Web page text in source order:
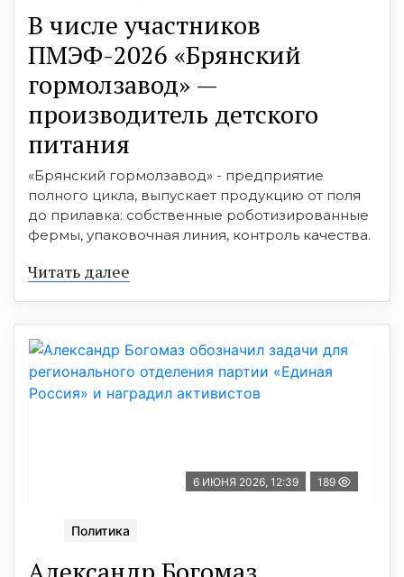
В числе участников
ПМЭФ-2026 «Брянский
гормолзавод» —
производитель детского
питания
«Брянский гормолзавод» - предприятие
полного цикла, выпускает продукцию от поля
до прилавка: собственные роботизированные
фермы, упаковочная линия, контроль качества.
Читать далее
6 ИЮНЯ 2026, 12:39 189
Политика